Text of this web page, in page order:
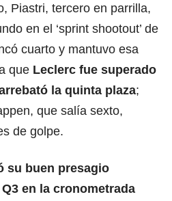
Piastri, tercero en parrilla,
en el ‘sprint shootout’ de
cuarto y mantuvo esa
que Leclerc fue superado
la quinta plaza;
que salía sexto,
de golpe.
su buen presagio
en la cronometrada